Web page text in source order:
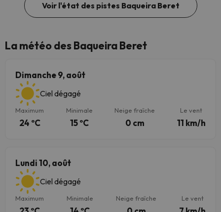
Voir l'état des pistes Baqueira Beret
La météo des Baqueira Beret
Dimanche 9, août
Ciel dégagé
Maximum
24 ºC
Minimale
15 ºC
Neige fraîche
0 cm
Le vent
11 km/h
Lundi 10, août
Ciel dégagé
Maximum Minimale Neige fraîche Le vent